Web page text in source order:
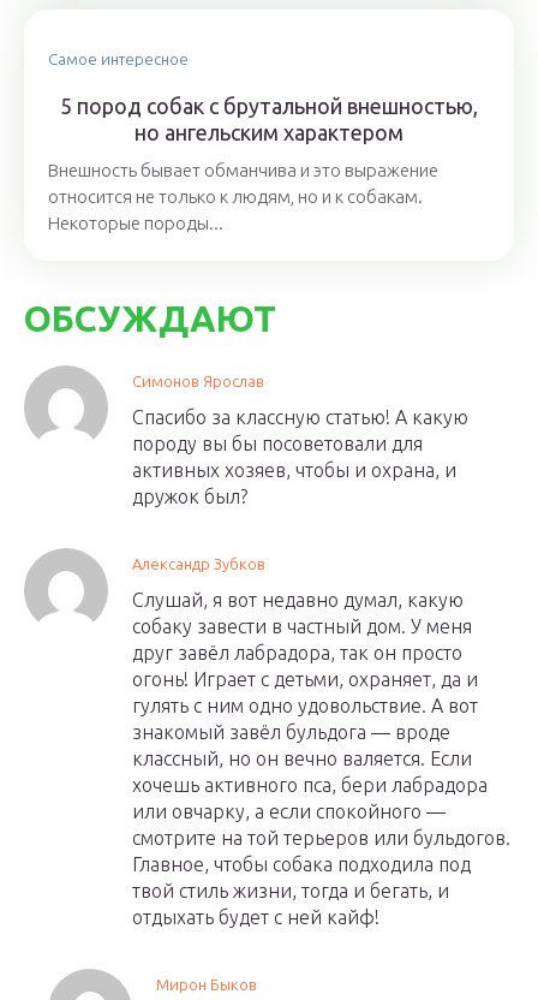
Самое интересное
5 пород собак с брутальной внешностью,
но ангельским характером
Внешность бывает обманчива и это выражение
относится не только к людям, но и к собакам.
Некоторые породы...
ОБСУЖДАЮТ
Симонов Ярослав
Спасибо за классную статью! А какую
породу вы бы посоветовали для
активных хозяев, чтобы и охрана, и
дружок был?
Александр Зубков
Слушай, я вот недавно думал, какую
собаку завести в частный дом. У меня
друг завёл лабрадора, так он просто
огонь! Играет с детьми, охраняет, да и
гулять с ним одно удовольствие. А вот
знакомый завёл бульдога — вроде
классный, но он вечно валяется. Если
хочешь активного пса, бери лабрадора
или овчарку, а если спокойного —
смотрите на той терьеров или бульдогов.
Главное, чтобы собака подходила под
твой стиль жизни, тогда и бегать, и
отдыхать будет с ней кайф!
Мирон Быков